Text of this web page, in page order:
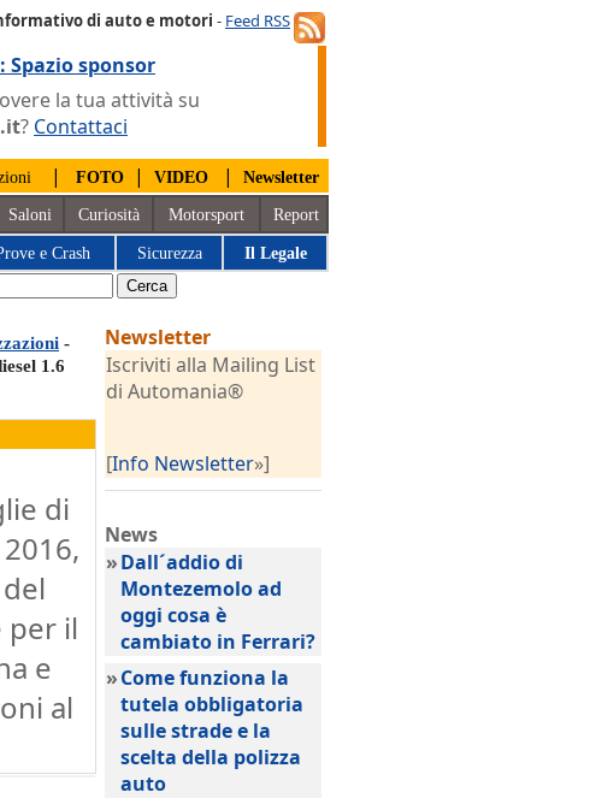
di auto e motori - Feed RSS
sponsor
la tua attività su
? Contattaci
| FOTO | VIDEO | Newsletter
Saloni Curiosità Motorsport Report
e Crash Sicurezza Il Legale
-
1.6
di
per il
e
al
Newsletter
Iscriviti alla Mailing List
di Automania®
[Info Newsletter»]
News
»Dall´addio di
Montezemolo ad
oggi cosa è
cambiato in Ferrari?
»Come funziona la
tutela obbligatoria
sulle strade e la
scelta della polizza
auto